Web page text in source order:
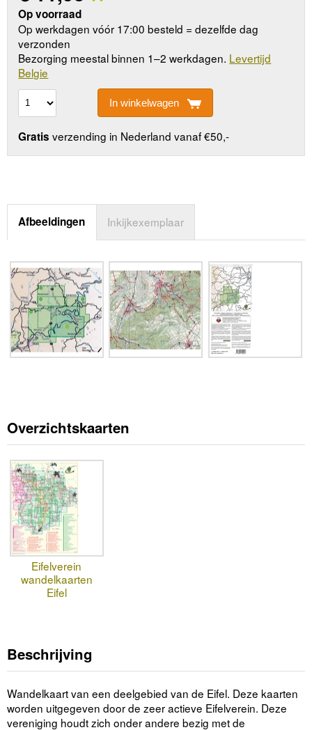
Op voorraad
Op werkdagen vóór 17:00 besteld = dezelfde dag
verzonden
Bezorging meestal binnen 1–2 werkdagen. Levertijd
Belgie
In winkelwagen
Gratis verzending in Nederland vanaf €50,-
Afbeeldingen Inkijkexemplaar
Overzichtskaarten
Eifelverein
wandelkaarten
Eifel
Beschrijving
Wandelkaart van een deelgebied van de Eifel. Deze kaarten
worden uitgegeven door de zeer actieve Eifelverein. Deze
vereniging houdt zich onder andere bezig met de